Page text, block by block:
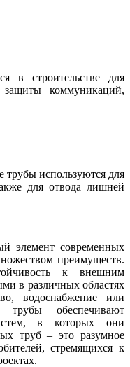
в строительстве для
коммуникаций,
трубы используются для
для отвода лишней
элемент современных
преимуществ.
к внешним
в различных областях
водоснабжение или
трубы обеспечивают
в которых они
труб – это разумное
стремящихся к